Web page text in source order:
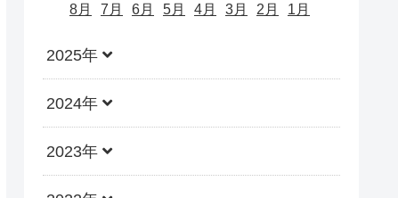
8月 7月 6月 5月 4月 3月 2月 1月
2025年
2024年
2023年